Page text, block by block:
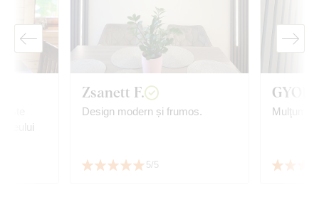
leului
Zsanett F.
Design modern și frumos.
5/5